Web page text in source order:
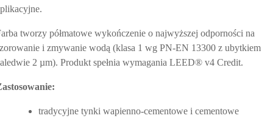
tworzy półmatowe wykończenie o najwyższej odporności na
i zmywanie wodą (klasa 1 wg PN-EN 13300 z ubytkiem
2 µm). Produkt spełnia wymagania LEED® v4 Credit.
tradycyjne tynki wapienno-cementowe i cementowe